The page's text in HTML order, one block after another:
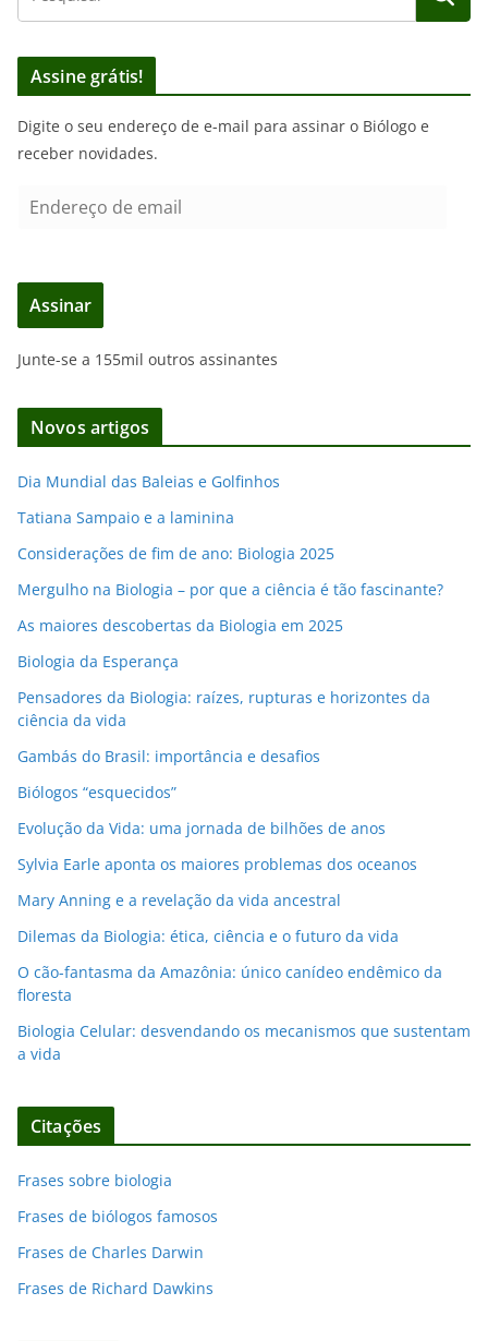
Assine grátis!
Digite o seu endereço de e-mail para assinar o Biólogo e
receber novidades.
e
e
ç
d
e
a
i
Assinar
Junte-se a 155mil outros assinantes
Novos artigos
Dia Mundial das Baleias e Golfinhos
Tatiana Sampaio e a laminina
Considerações de fim de ano: Biologia 2025
Mergulho na Biologia – por que a ciência é tão fascinante?
As maiores descobertas da Biologia em 2025
Biologia da Esperança
Pensadores da Biologia: raízes, rupturas e horizontes da
ciência da vida
Gambás do Brasil: importância e desafios
Biólogos “esquecidos”
Evolução da Vida: uma jornada de bilhões de anos
Sylvia Earle aponta os maiores problemas dos oceanos
Mary Anning e a revelação da vida ancestral
Dilemas da Biologia: ética, ciência e o futuro da vida
O cão-fantasma da Amazônia: único canídeo endêmico da
floresta
Biologia Celular: desvendando os mecanismos que sustentam
a vida
Citações
Frases sobre biologia
Frases de biólogos famosos
Frases de Charles Darwin
Frases de Richard Dawkins